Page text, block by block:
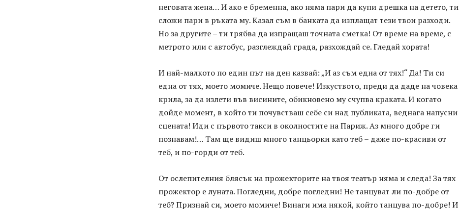
неговата жена… И ако е бременна, ако няма пари да купи дрешка на детето, ти
сложи пари в ръката му. Казал съм в банката да изплащат тези твои разходи.
Но за другите – ти трябва да изпращаш точната сметка! От време на време, с
метрото или с автобус, разглеждай града, разхождай се. Гледай хората!
И най-малкото по един път на ден казвай: „И аз съм една от тях!“ Да! Ти си
една от тях, моето момиче. Нещо повече! Изкуството, преди да даде на човека
крила, за да излети във висините, обикновено му счупва краката. И когато
дойде момент, в който ти почувстваш себе си над публиката, веднага напусни
сцената! Иди с първото такси в околностите на Париж. Аз много добре ги
познавам!… Там ще видиш много танцьорки като теб – даже по-красиви от
теб, и по-горди от теб.
От ослепителния блясък на прожекторите на твоя театър няма и следа! За тях
прожектор е луната. Погледни, добре погледни! Не танцуват ли по-добре от
теб? Признай си, моето момиче! Винаги има някой, който танцува по-добре! И